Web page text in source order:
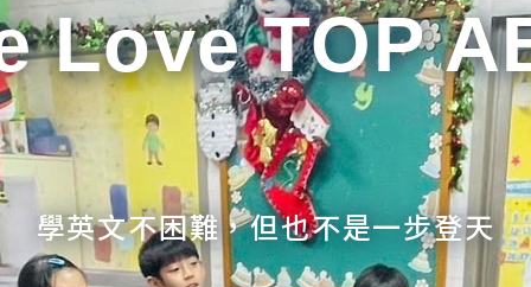
Love TOP
學英文不困難，但也不是一步登天